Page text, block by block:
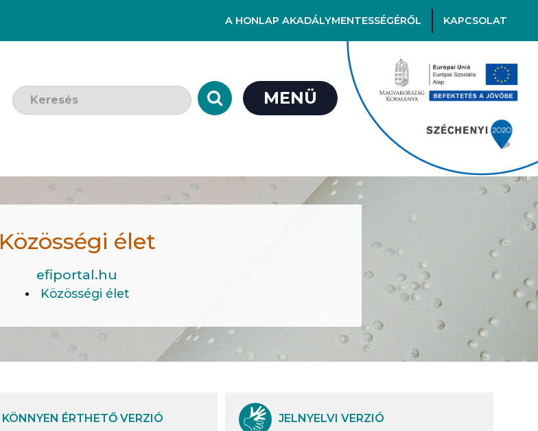
A HONLAP AKADÁLYMENTESSÉGÉRŐL KAPCSOLAT
Keresendő szó: MENÜ
Közösségi élet
efiportal.hu
Közösségi élet
KÖNNYEN ÉRTHETŐ VERZIÓ
JELNYELVI VERZIÓ